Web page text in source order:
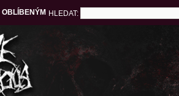
OBLÍBENÝM HLEDAT: